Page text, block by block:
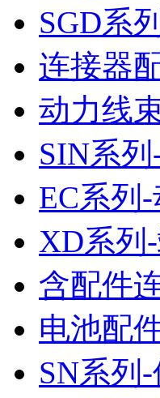
SGD系
连接器
动力线
SIN系
EC系列
XD系列
含配件
电池配
SN系列